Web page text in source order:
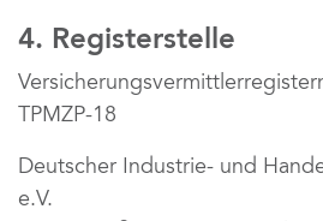
4. Registerstelle
TPMZP-18
Deutscher Industrie- und
e.V.